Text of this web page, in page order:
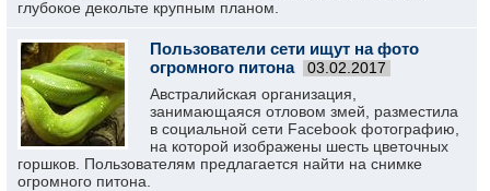
глубокое декольте крупным планом.
Пользователи сети ищут на фото
огромного питона
03.02.2017
Австралийская организация,
занимающаяся отловом змей, разместила
в социальной сети Facebook фотографию,
на которой изображены шесть цветочных
горшков. Пользователям предлагается найти на снимке
огромного питона.